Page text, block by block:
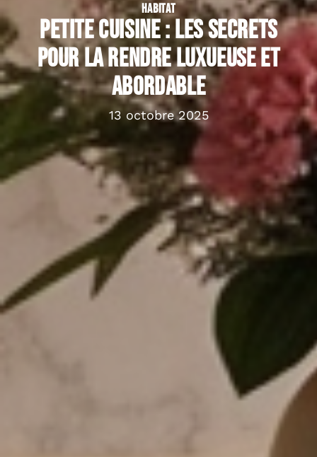
HABITAT
Petite cuisine : Les secrets
pour la rendre luxueuse et
abordable
13 octobre 2025